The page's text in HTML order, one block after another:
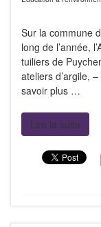
Sur la commune
long de l’année,
tuiliers de
ateliers d’argile,
savoir plus …
Lire la suite